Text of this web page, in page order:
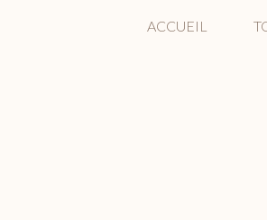
ACCUEIL